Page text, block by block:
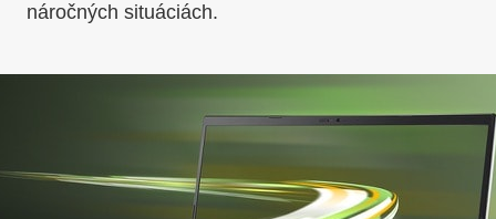
náročných situáciách.